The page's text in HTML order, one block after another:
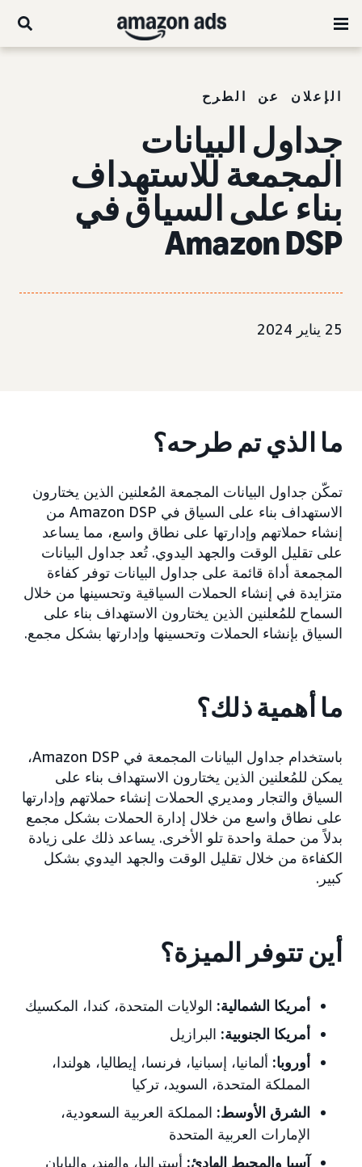
الإعلان عن الطرح
جداول البيانات
المجمعة للاستهداف
بناء على السياق في
Amazon DSP
25 يناير 2024
ما الذي تم طرحه؟
تمكّن جداول البيانات المجمعة المُعلنين الذين يختارون
الاستهداف بناء على السياق في Amazon DSP من
إنشاء حملاتهم وإدارتها على نطاق واسع، مما يساعد
على تقليل الوقت والجهد اليدوي. تُعد جداول البيانات
المجمعة أداة قائمة على جداول البيانات توفر كفاءة
متزايدة في إنشاء الحملات السياقية وتحسينها من خلال
السماح للمُعلنين الذين يختارون الاستهداف بناء على
السياق بإنشاء الحملات وتحسينها وإدارتها بشكل مجمع.
ما أهمية ذلك؟
باستخدام جداول البيانات المجمعة في Amazon DSP،
يمكن للمُعلنين الذين يختارون الاستهداف بناء على
السياق والتجار ومديري الحملات إنشاء حملاتهم وإدارتها
على نطاق واسع من خلال إدارة الحملات بشكل مجمع
بدلاً من حملة واحدة تلو الأخرى. يساعد ذلك على زيادة
الكفاءة من خلال تقليل الوقت والجهد اليدوي بشكل
كبير.
أين تتوفر الميزة؟
أمريكا الشمالية: الولايات المتحدة، كندا، المكسيك
أمريكا الجنوبية: البرازيل
أوروبا: ألمانيا، إسبانيا، فرنسا، إيطاليا، هولندا،
المملكة المتحدة، السويد، تركيا
الشرق الأوسط: المملكة العربية السعودية،
الإمارات العربية المتحدة
آسيا والمحيط الهادئ: أستراليا، والهند، واليابان